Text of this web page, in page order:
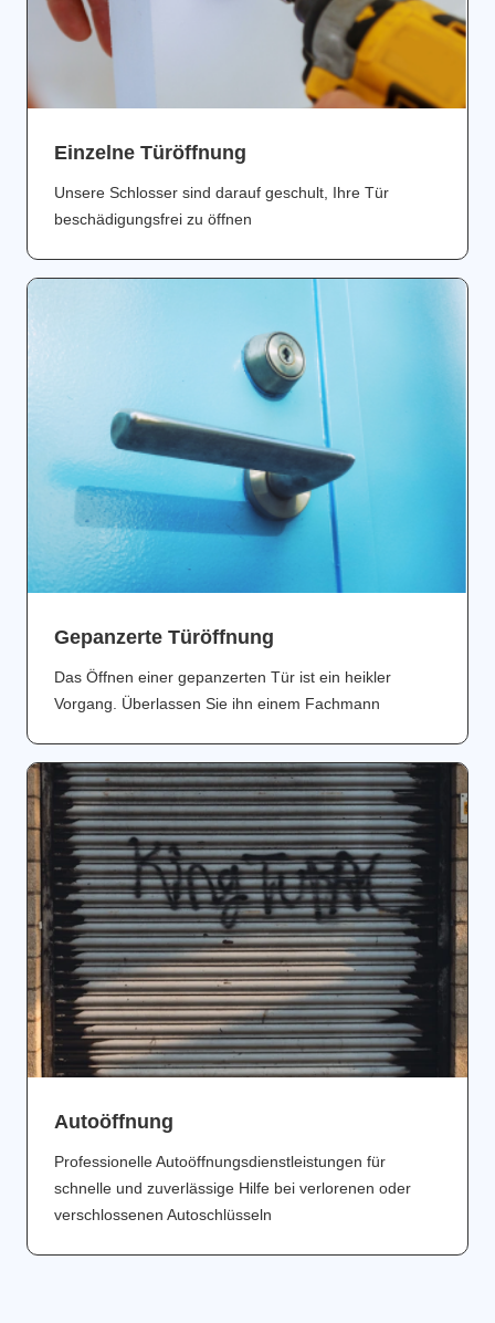
Einzelne Türöffnung
Unsere Schlosser sind darauf geschult, Ihre Tür
beschädigungsfrei zu öffnen
Gepanzerte Türöffnung
Das Öffnen einer gepanzerten Tür ist ein heikler
Vorgang. Überlassen Sie ihn einem Fachmann
Аutoöffnung
Professionelle Autoöffnungsdienstleistungen für
schnelle und zuverlässige Hilfe bei verlorenen oder
verschlossenen Autoschlüsseln